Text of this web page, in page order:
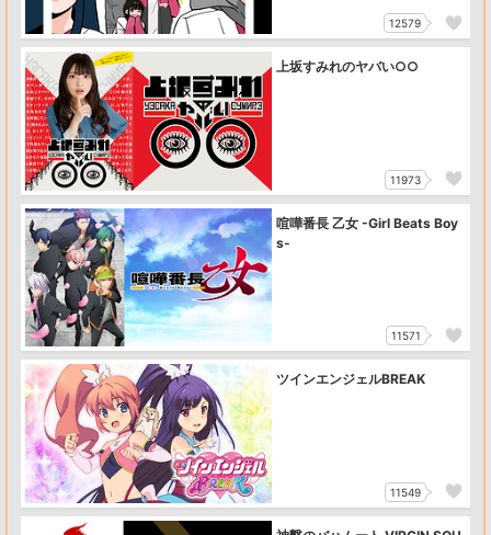
12579
上坂すみれのヤバい○○
11973
喧嘩番長 乙女 -Girl Beats Boy
s-
11571
ツインエンジェルBREAK
11549